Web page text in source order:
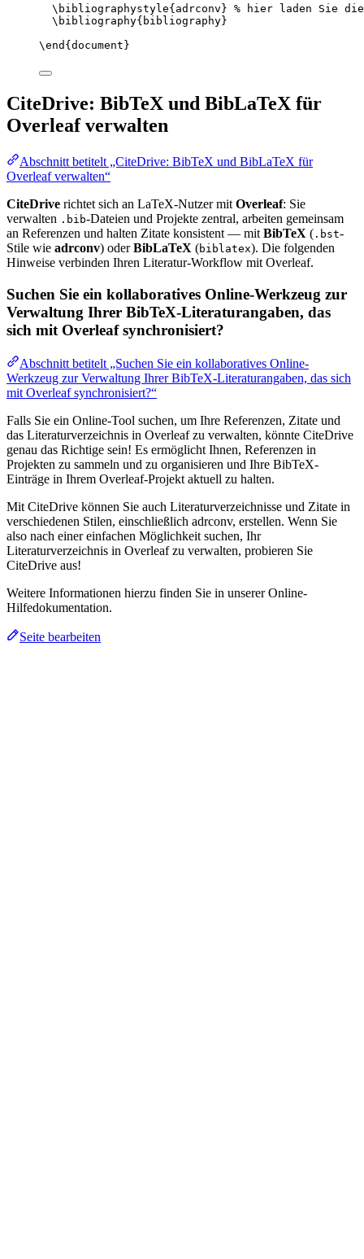
\bibliographystyle{adrconv} % hier laden Sie
\bibliography{bibliography}
\end { document }
CiteDrive: BibTeX und BibLaTeX für
Overleaf verwalten
Abschnitt betitelt „CiteDrive: BibTeX und BibLaTeX für
Overleaf verwalten“
CiteDrive richtet sich an LaTeX-Nutzer mit Overleaf: Sie
verwalten .bib-Dateien und Projekte zentral, arbeiten gemeinsam
an Referenzen und halten Zitate konsistent — mit BibTeX ( .bst-
Stile wie adrconv) oderBibLaTeX (biblatex). Die folgenden
Hinweise verbinden Ihren Literatur-Workflow mit Overleaf.
Suchen Sie ein kollaboratives Online-Werkzeug zur
Verwaltung Ihrer BibTeX-Literaturangaben, das
sich mit Overleaf synchronisiert?
Abschnitt betitelt „Suchen Sie ein kollaboratives Online-
Werkzeug zur Verwaltung Ihrer BibTeX-Literaturangaben, das sich
mit Overleaf synchronisiert?“
Falls Sie ein Online-Tool suchen, um Ihre Referenzen, Zitate und
das Literaturverzeichnis in Overleaf zu verwalten, könnte CiteDrive
genau das Richtige sein! Es ermöglicht Ihnen, Referenzen in
Projekten zu sammeln und zu organisieren und Ihre BibTeX-
Einträge in Ihrem Overleaf-Projekt aktuell zu halten.
Mit CiteDrive können Sie auch Literaturverzeichnisse und Zitate in
verschiedenen Stilen, einschließlich adrconv, erstellen. Wenn Sie
also nach einer einfachen Möglichkeit suchen, Ihr
Literaturverzeichnis in Overleaf zu verwalten, probieren Sie
CiteDrive aus!
Weitere Informationen hierzu finden Sie in unserer Online-
Hilfedokumentation.
Seite bearbeiten